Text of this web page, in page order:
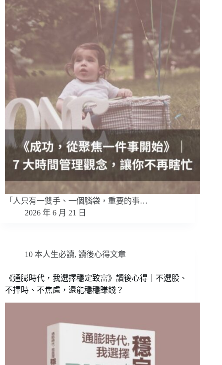
「人只有一雙手、一個腦袋，重要的事…
2026 年 6 月 21 日
10 本人生必讀, 讀後心得文章
《通膨時代，我選擇穩定致富》讀後心得｜不選股、
不擇時、不焦慮，還能穩穩賺錢？